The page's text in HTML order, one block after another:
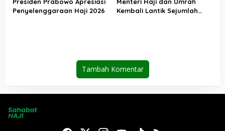
Penyelenggaraan Haji 2026
Kembali Lantik Sejumlah
Tambah Komentar